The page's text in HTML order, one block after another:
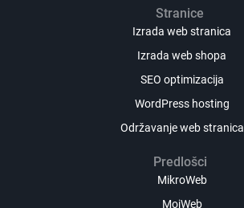
Stranice
Izrada web stranica
Izrada web shopa
SEO optimizacija
WordPress hosting
Održavanje web stranica
Predlošci
MikroWeb
MojWeb